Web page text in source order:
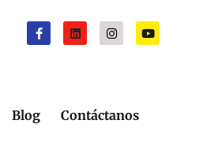
Blog Contáctanos